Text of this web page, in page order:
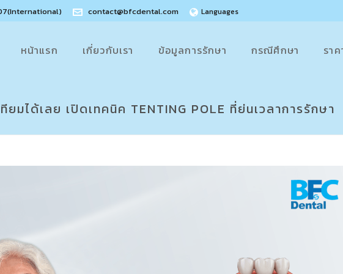
contact@bfcdental.com Languages
หน้าแรก เกี่ยวกับเรา ข้อมูลการรักษา กรณีศึกษา รา
มได้เลย เปิดเทคนิค TENTING POLE ที่ย่นเวลาการรักษา